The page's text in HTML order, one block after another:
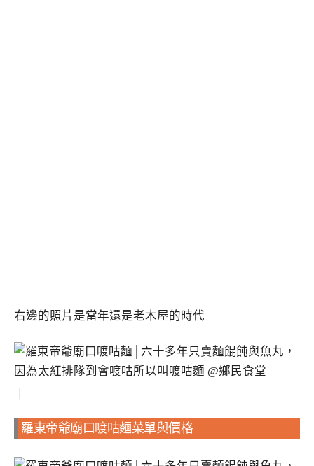
右邊的照片是當年還是老木屋的時代
羅東帝爺廟口喥咕麵菜單與價格